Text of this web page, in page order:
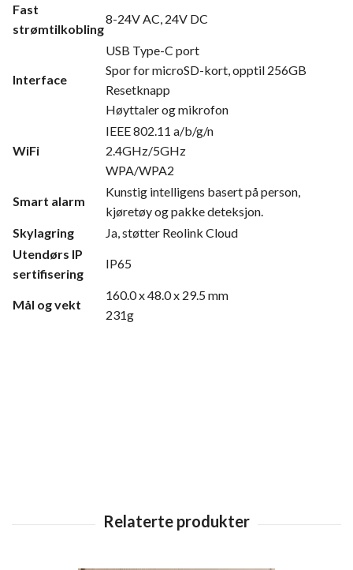
Fast
strømtilkobling
8-24V AC, 24V DC
Interface
USB Type-C port
Spor for microSD-kort, opptil 256GB
Resetknapp
Høyttaler og mikrofon
WiFi
IEEE 802.11 a/b/g/n
2.4GHz/5GHz
WPA/WPA2
Smart alarm
Kunstig intelligens basert på person,
kjøretøy og pakke deteksjon.
Skylagring
Ja, støtter Reolink Cloud
Utendørs IP
sertifisering
IP65
Mål og vekt
160.0 x 48.0 x 29.5 mm
231g